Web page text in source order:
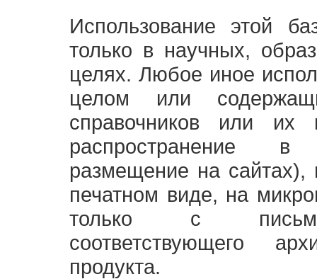
Использование этой
только в научных,
целях. Любое иное
целом или
справочников или их
распространение
размещение на
печатном виде, на
только с
соответствующего
продукта.